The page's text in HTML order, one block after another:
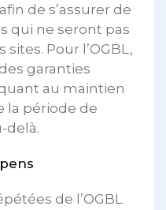
de s’assurer de
qui ne seront pas
Pour l’OGBL,
garanties
au maintien
la période de
delà.
de l’OGBL